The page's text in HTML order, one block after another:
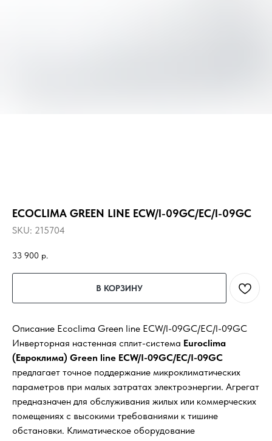
ECOCLIMA GREEN LINE ECW/I-09GC/EC/I-09GC
SKU: 215704
33 900 р.
В КОРЗИНУ
Описание Ecoclima Green line ECW/I-09GC/EC/I-09GC
Инверторная настенная сплит-система Euroclima
(Евроклима) Green line ECW/I-09GC/EC/I-09GC
предлагает точное поддержание микроклиматических
параметров при малых затратах электроэнергии. Агрегат
предназначен для обслуживания жилых или коммерческих
помещениях с высокими требованиями к тишине
обстановки. Климатическое оборудование